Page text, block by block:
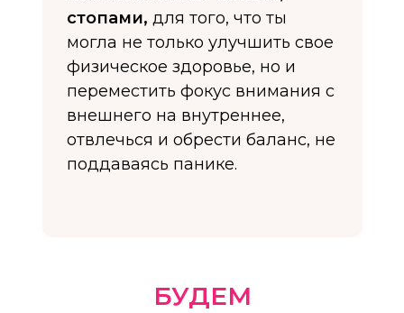
БУДЕМ
стопами, для того, что ты
могла не только улучшить свое
физическое здоровье, но и
переместить фокус внимания с
внешнего на внутреннее,
отвлечься и обрести баланс, не
поддаваясь панике.